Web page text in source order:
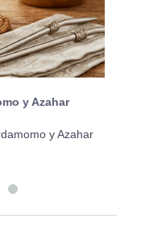
y Azahar
y Azahar